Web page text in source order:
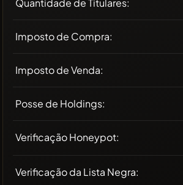
Quantidade de Titulares:
Imposto de Compra:
Imposto de Venda:
Posse de Holdings:
Verificação Honeypot:
Verificação da Lista Negra: